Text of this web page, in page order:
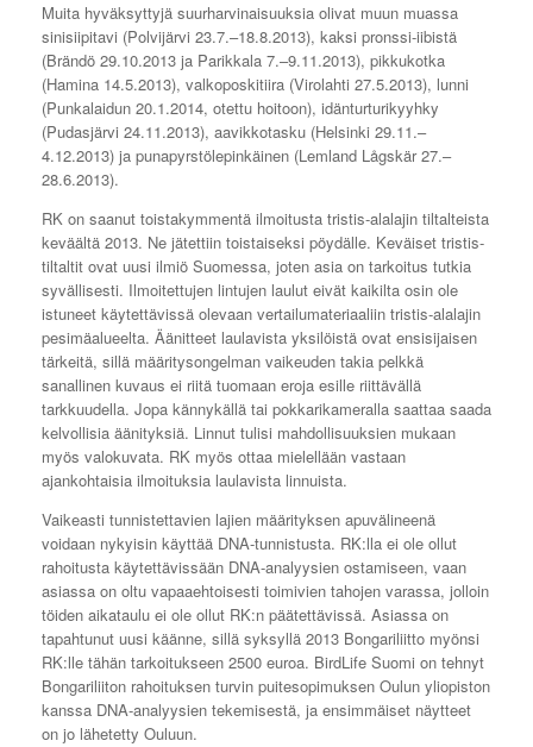
Muita hyväksyttyjä suurharvinaisuuksia olivat muun muassa
sinisiipitavi (Polvijärvi 23.7.–18.8.2013), kaksi pronssi-iibistä
(Brändö 29.10.2013 ja Parikkala 7.–9.11.2013), pikkukotka
(Hamina 14.5.2013), valkoposkitiira (Virolahti 27.5.2013), lunni
(Punkalaidun 20.1.2014, otettu hoitoon), idänturturikyyhky
(Pudasjärvi 24.11.2013), aavikkotasku (Helsinki 29.11.–
4.12.2013) ja punapyrstölepinkäinen (Lemland Lågskär 27.–
28.6.2013).
RK on saanut toistakymmentä ilmoitusta tristis-alalajin tiltalteista
keväältä 2013. Ne jätettiin toistaiseksi pöydälle. Keväiset tristis-
tiltaltit ovat uusi ilmiö Suomessa, joten asia on tarkoitus tutkia
syvällisesti. Ilmoitettujen lintujen laulut eivät kaikilta osin ole
istuneet käytettävissä olevaan vertailumateriaaliin tristis-alalajin
pesimäalueelta. Äänitteet laulavista yksilöistä ovat ensisijaisen
tärkeitä, sillä määritysongelman vaikeuden takia pelkkä
sanallinen kuvaus ei riitä tuomaan eroja esille riittävällä
tarkkuudella. Jopa kännykällä tai pokkarikameralla saattaa saada
kelvollisia äänityksiä. Linnut tulisi mahdollisuuksien mukaan
myös valokuvata. RK myös ottaa mielellään vastaan
ajankohtaisia ilmoituksia laulavista linnuista.
Vaikeasti tunnistettavien lajien määrityksen apuvälineenä
voidaan nykyisin käyttää DNA-tunnistusta. RK:lla ei ole ollut
rahoitusta käytettävissään DNA-analyysien ostamiseen, vaan
asiassa on oltu vapaaehtoisesti toimivien tahojen varassa, jolloin
töiden aikataulu ei ole ollut RK:n päätettävissä. Asiassa on
tapahtunut uusi käänne, sillä syksyllä 2013 Bongariliitto myönsi
RK:lle tähän tarkoitukseen 2500 euroa. BirdLife Suomi on tehnyt
Bongariliiton rahoituksen turvin puitesopimuksen Oulun yliopiston
kanssa DNA-analyysien tekemisestä, ja ensimmäiset näytteet
on jo lähetetty Ouluun.